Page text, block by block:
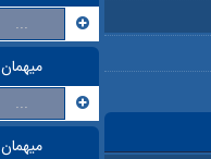
...
میهمان
...
میهمان